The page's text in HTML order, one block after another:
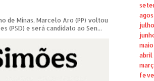
de Minas, Marcelo Aro (PP) voltou
(PSD) e será candidato ao Sen...
abril